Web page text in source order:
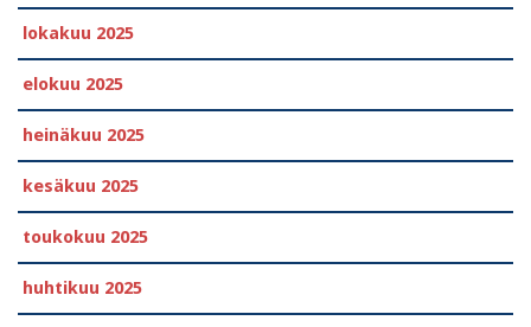
lokakuu 2025
elokuu 2025
heinäkuu 2025
kesäkuu 2025
toukokuu 2025
huhtikuu 2025